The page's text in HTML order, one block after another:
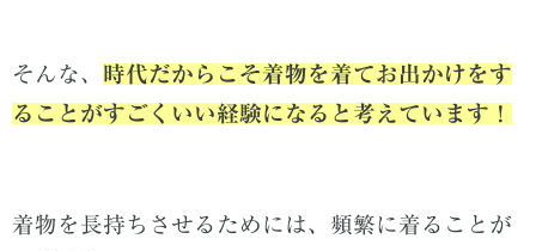
そんな、 時代だからこそ着物を着てお出かけをす
ることがすごくいい経験になると考えています！
着物を長持ちさせるためには、頻繁に着ることが